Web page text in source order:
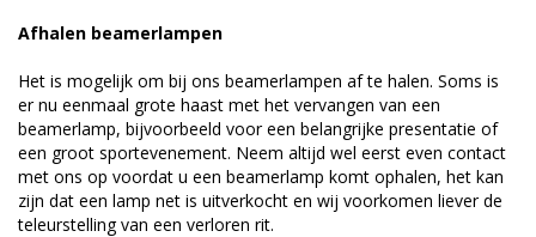
Afhalen beamerlampen
Het is mogelijk om bij ons beamerlampen af te halen. Soms is
er nu eenmaal grote haast met het vervangen van een
beamerlamp, bijvoorbeeld voor een belangrijke presentatie of
een groot sportevenement. Neem altijd wel eerst even contact
met ons op voordat u een beamerlamp komt ophalen, het kan
zijn dat een lamp net is uitverkocht en wij voorkomen liever de
teleurstelling van een verloren rit.